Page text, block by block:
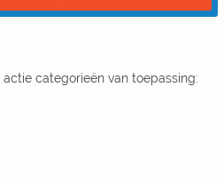
categorieën van toepassing: